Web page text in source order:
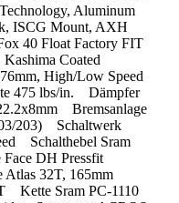
Aluminum
ISCG Mount, AXH
40 Float Factory FIT
Kashima Coated
High/Low Speed
475 lbs/in. Dämpfer
Bremsanlage
203) Schaltwerk
Schalthebel Sram
DH Pressfit
Atlas 32T, 165mm
Kette Sram PC-1110